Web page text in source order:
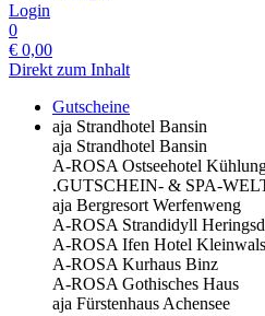
Login
0
€ 0,00
Direkt zum Inhalt
Gutscheine
aja Strandhotel Bansin
aja Strandhotel Bansin
A-ROSA Ostseehotel
.GUTSCHEIN- & SPA-
aja Bergresort Werfenweng
A-ROSA Strandidyll
A-ROSA Ifen Hotel
A-ROSA Kurhaus Binz
A-ROSA Gothisches Haus
aja Fürstenhaus Achensee